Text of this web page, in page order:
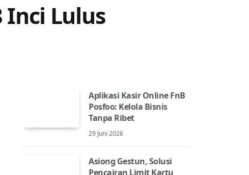
Inci Lulus
Aplikasi Kasir Online FnB
Posfoo: Kelola Bisnis
Tanpa Ribet
29 Juni 2026
Asiong Gestun, Solusi
Pencairan Limit Kartu